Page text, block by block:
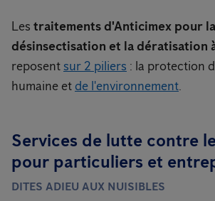
Les traitements d'Anticimex pour la
désinsectisation et la dératisation
reposentsur 2 piliers : la protection
humaine et de l'environnement.
Services de lutte contre
pour particuliers et
DITES ADIEU AUX NUISIBLES